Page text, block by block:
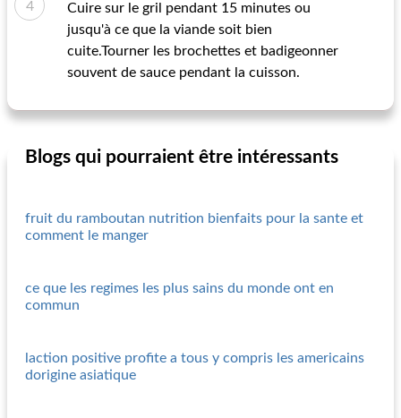
Cuire sur le gril pendant 15 minutes ou
jusqu'à ce que la viande soit bien
cuite.Tourner les brochettes et badigeonner
souvent de sauce pendant la cuisson.
Blogs qui pourraient être intéressants
fruit du ramboutan nutrition bienfaits pour la sante et
comment le manger
ce que les regimes les plus sains du monde ont en
commun
laction positive profite a tous y compris les americains
dorigine asiatique